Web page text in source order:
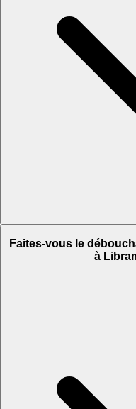
Faites-vous le
à